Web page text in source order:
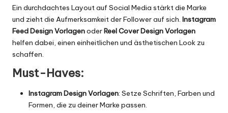
Ein durchdachtes Layout auf Social Media stärkt die Marke
und zieht die Aufmerksamkeit der Follower auf sich. Instagram
Feed Design VorlagenoderReel Cover Design Vorlagen
helfen dabei, einen einheitlichen und ästhetischen Look zu
schaffen.
Must-Haves:
Instagram Design Vorlagen: Setze Schriften, Farben und
Formen, die zu deiner Marke passen.